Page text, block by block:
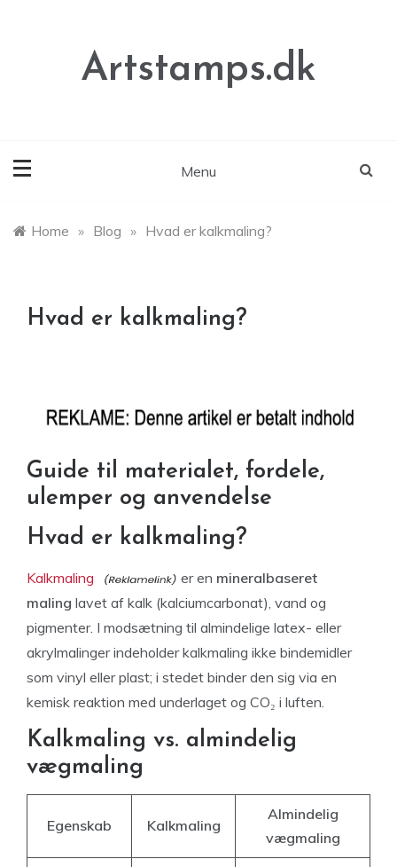
Artstamps.dk
Menu
Home » Blog » Hvad er kalkmaling?
Hvad er kalkmaling?
Guide til materialet, fordele,
ulemper og anvendelse
Hvad er kalkmaling?
Kalkmaling er en mineralbaseret
maling lavet af kalk (kalciumcarbonat), vand og
pigmenter. I modsætning til almindelige latex- eller
akrylmalinger indeholder kalkmaling ikke bindemidler
som vinyl eller plast; i stedet binder den sig via en
kemisk reaktion med underlaget og CO₂ i luften.
Kalkmaling vs. almindelig
vægmaling
Egenskab Kalkmaling
Almindelig
vægmaling